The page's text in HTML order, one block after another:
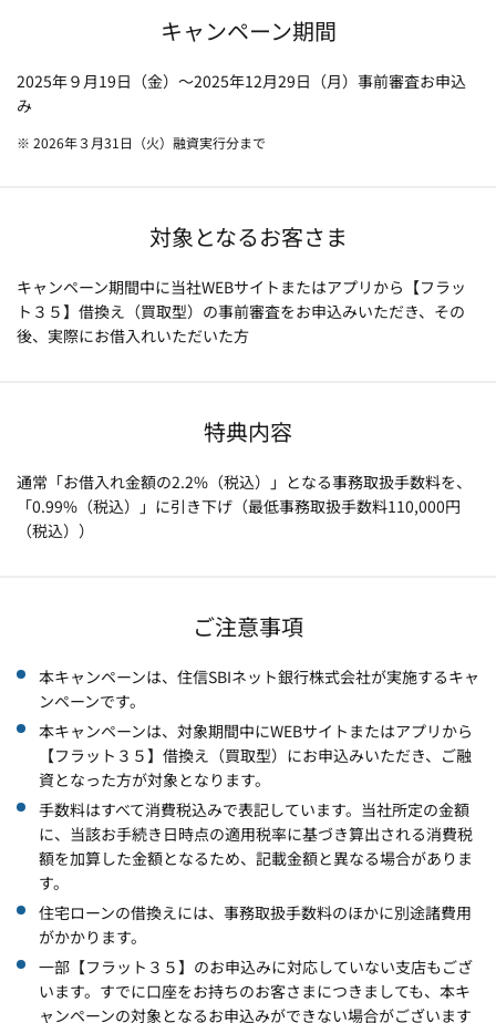
キャンペーン期間
2025年９月19日（金）～2025年12月29日（月）事前審査お申込
み
※ 2026年３月31日（火）融資実行分まで
対象となるお客さま
キャンペーン期間中に当社WEBサイトまたはアプリから【フラッ
ト３５】借換え（買取型）の事前審査をお申込みいただき、その
後、実際にお借入れいただいた方
特典内容
通常「お借入れ金額の2.2%（税込）」となる事務取扱手数料を、
「0.99%（税込）」に引き下げ（最低事務取扱手数料110,000円
（税込））
ご注意事項
本キャンペーンは、住信SBIネット銀行株式会社が実施するキャ
ンペーンです。
本キャンペーンは、対象期間中にWEBサイトまたはアプリから
【フラット３５】借換え（買取型）にお申込みいただき、ご融
資となった方が対象となります。
手数料はすべて消費税込みで表記しています。当社所定の金額
に、当該お手続き日時点の適用税率に基づき算出される消費税
額を加算した金額となるため、記載金額と異なる場合がありま
す。
住宅ローンの借換えには、事務取扱手数料のほかに別途諸費用
がかかります。
一部【フラット３５】のお申込みに対応していない支店もござ
います。すでに口座をお持ちのお客さまにつきましても、本キ
ャンペーンの対象となるお申込みができない場合がございます